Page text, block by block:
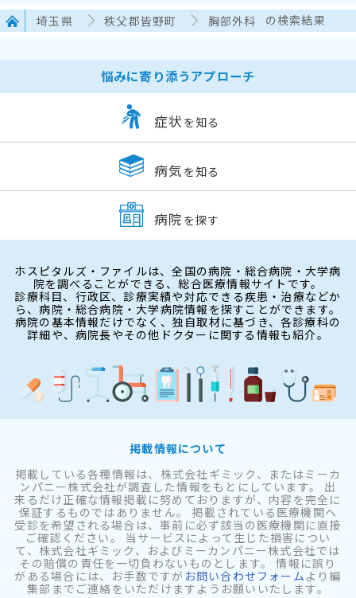
埼玉県 秩父郡皆野町 胸部外科 の検索結果
悩みに寄り添うアプローチ
症状 を知る
病気 を知る
病院 を探す
ホスピタルズ・ファイルは、全国の病院・総合病院・大学病
院を調べることができる、総合医療情報サイトです。
診療科目、行政区、診療実績や対応できる疾患・治療などか
ら、病院・総合病院・大学病院情報を探すことができます。
病院の基本情報だけでなく、独自取材に基づき、各診療科の
詳細や、病院長やその他ドクターに関する情報も紹介。
掲載情報について
掲載している各種情報は、株式会社ギミック、またはミーカ
ンパニー株式会社が調査した情報をもとにしています。 出
来るだけ正確な情報掲載に努めておりますが、内容を完全に
保証するものではありません。 掲載されている医療機関へ
受診を希望される場合は、事前に必ず該当の医療機関に直接
ご確認ください。 当サービスによって生じた損害につい
て、株式会社ギミック、およびミーカンパニー株式会社では
その賠償の責任を一切負わないものとします。 情報に誤り
がある場合には、お手数ですが お問い合わせフォーム より編
集部までご連絡をいただけますようお願いいたします。